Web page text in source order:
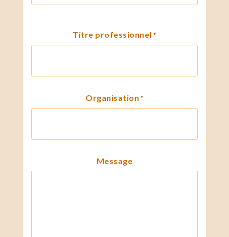
Titre professionnel *
Organisation *
Message